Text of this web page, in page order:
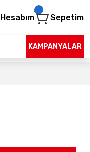
Hesabım Sepetim
KAMPANYALAR